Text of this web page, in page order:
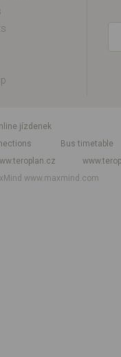
jízdenek
Bus timetable
www.maxmind.com